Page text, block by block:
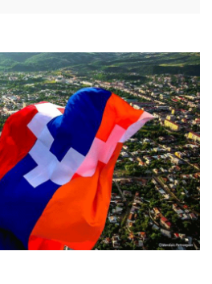
կոնցեսիոն
պաշտոնական դիմում չի
Եկեղեցու